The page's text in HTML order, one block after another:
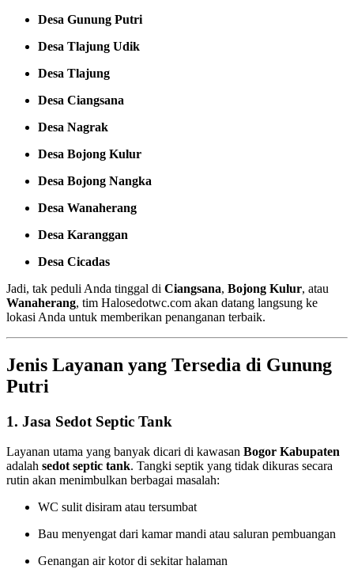
Desa Gunung Putri
Desa Tlajung Udik
Desa Tlajung
Desa Ciangsana
Desa Nagrak
Desa Bojong Kulur
Desa Bojong Nangka
Desa Wanaherang
Desa Karanggan
Desa Cicadas
Jadi, tak peduli Anda tinggal di Ciangsana, Bojong Kulur, atau
Wanaherang, tim Halosedotwc.com akan datang langsung ke
lokasi Anda untuk memberikan penanganan terbaik.
Jenis Layanan yang Tersedia di Gunung
Putri
1. Jasa Sedot Septic Tank
Layanan utama yang banyak dicari di kawasan Bogor Kabupaten
adalah sedot septic tank. Tangki septik yang tidak dikuras secara
rutin akan menimbulkan berbagai masalah:
WC sulit disiram atau tersumbat
Bau menyengat dari kamar mandi atau saluran pembuangan
Genangan air kotor di sekitar halaman